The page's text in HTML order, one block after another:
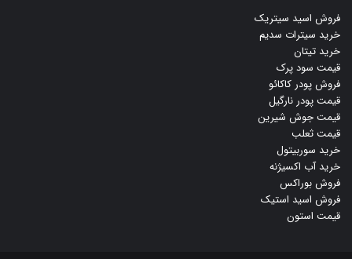
فروش اسید سیتریک
خرید سیترات سدیم
خرید تیتان
قیمت سود پرک
فروش پودر کاکائو
قیمت پودر نارگیل
قیمت جوش شیرین
قیمت ثعلب
خرید سوربیتول
خرید آب اکسیژنه
فروش بوراکس
فروش اسید استیک
قیمت استون